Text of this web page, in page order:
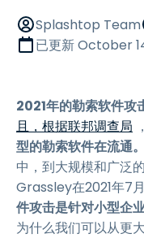
Splashtop Team
已更新October
2021年的勒索软件
且，根据联邦调查局 ，
型的勒索软件在流通。
中，到大规模和广泛
Grassley在2021年7
件攻击是针对小型企
为什么我们可以从更